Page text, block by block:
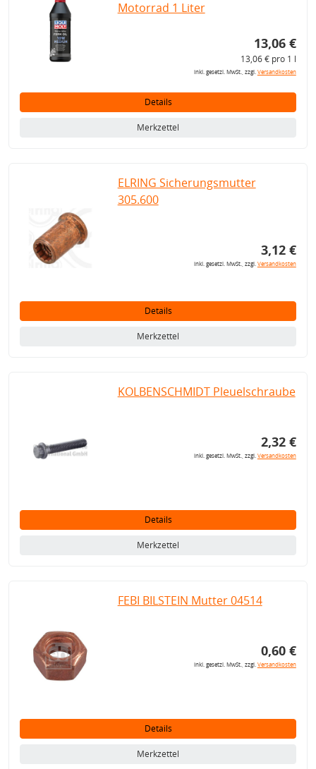
Motorrad 1 Liter
13,06 €
13,06 € pro 1 l
inkl. gesetzl. MwSt., zzgl.Versandkosten
Details
Merkzettel
ELRING Sicherungsmutter
305.600
3,12 €
inkl. gesetzl. MwSt., zzgl.Versandkosten
Details
Merkzettel
KOLBENSCHMIDT Pleuelschraube
2,32 €
inkl. gesetzl. MwSt., zzgl.Versandkosten
Details
Merkzettel
FEBI BILSTEIN Mutter 04514
0,60 €
inkl. gesetzl. MwSt., zzgl.Versandkosten
Details
Merkzettel